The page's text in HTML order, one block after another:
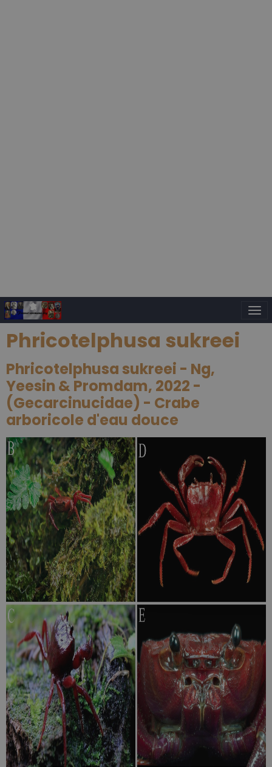
Phricotelphusa sukreei
Phricotelphusa sukreei - Ng,
Yeesin & Promdam, 2022 -
(Gecarcinucidae) - Crabe
arboricole d'eau douce